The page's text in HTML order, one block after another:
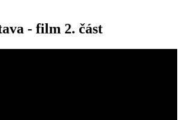
- film 2. část